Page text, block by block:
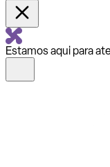
Estamos aqui para